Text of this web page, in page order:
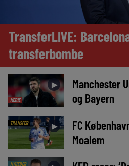
TransferLIVE:
transferbombe
MEDIE
►
Manchester
og Bayern
TRANSFER ►
FC
Moalem
NYHEDER